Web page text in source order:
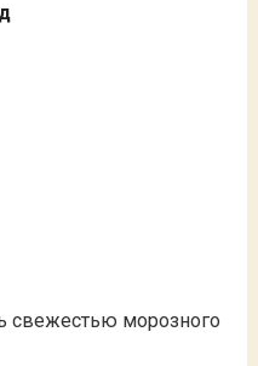
свежестью морозного